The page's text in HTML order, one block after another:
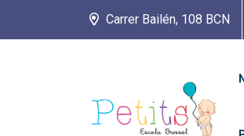
Carrer Bailén, 108 BCN